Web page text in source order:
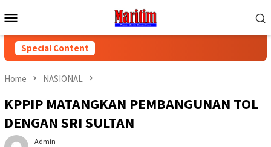
to
Menu
Special Content
Home NASIONAL
KPPIP MATANGKAN PEMBANGUNAN TOL
DENGAN SRI SULTAN
Admin